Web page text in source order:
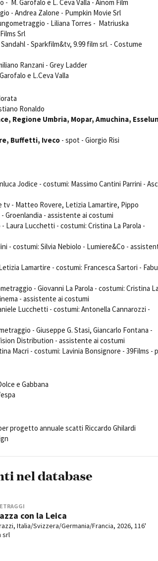
Day
in TOur!
Privacy Cookie policy
M. Garofalo e L. Ceva Valla - Ainom Film
- Andrea Zalone - Pumpkin Movie Srl
- Liliana Torres - Matriuska
Srl
- Sparkfilm&tv, 9.99 film srl. - Costume
Ranzani - Grey Ladder
e L.Ceva Valla
Ronaldo
Regione Umbria, Mopar, Amuchina,
Buffetti, Iveco- spot - Giorgio Risi
Jodice - costumi: Massimo Cantini Parrini -
tv - Matteo Rovere, Letizia Lamartire, Pippo
Groenlandia - assistente ai costumi
Laura Lucchetti - costumi: Cristina La Parola -
- costumi: Silvia Nebiolo - Lumiere&Co -
Lamartire - costumi: Francesca Sartori -
- Giovanni La Parola - costumi: Cristina La
- assistente ai costumi
Lucchetti - costumi: Antonella Cannarozzi -
- Giuseppe G. Stasi, Giancarlo Fontana -
Distribution - assistente ai costumi
Macri - costumi: Lavinia Bonsignore - 39Films -
e Gabbana
progetto annuale scatti Riccardo Ghilardi
nel database
con la Leica
Italia/Svizzera/Germania/Francia, 2026, 116'
srl